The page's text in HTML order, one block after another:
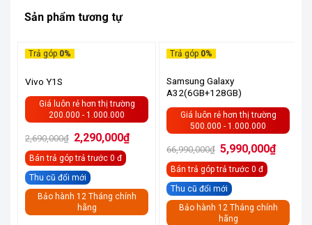
Sản phẩm tương tự
Trả góp 0%
HẾT HÀNG
Vivo Y1S
Giá luôn rẻ hơn thị trường
200.000 - 1.000.000
2,690,000₫ Giá
gốc
là:
2,690,000₫.
2,290,000₫Giá
hiện
2,290,000₫.
Bán trả góptrả trước 0 đ
Thu cũ đổi mới
Bảo hành 12 Tháng chính
hãng
Trả góp 0%
Samsung Galaxy
A32(6GB+128GB)
Giá luôn rẻ hơn thị trường
500.000 - 1.000.000
66,990,000₫ Giá
gốc
là:
66,990,000₫.
5,990,000₫Giá
hiện
Bán trả góptrả trước 0 đ
Thu cũ đổi mới
Bảo hành 12 Tháng chính
hãng